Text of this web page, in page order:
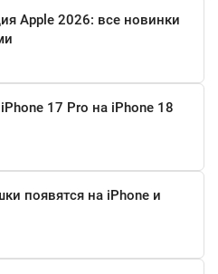
оформленный в
Apple 2026: все новинки
17 Pro на iPhone 18
появятся на iPhone и